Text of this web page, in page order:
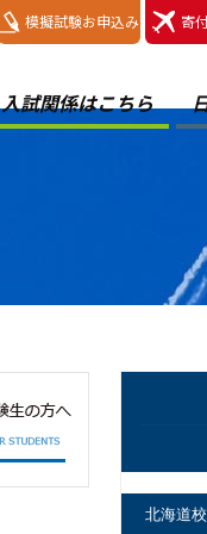
模擬試験お申込み 寄
入試関係はこちら
北海道